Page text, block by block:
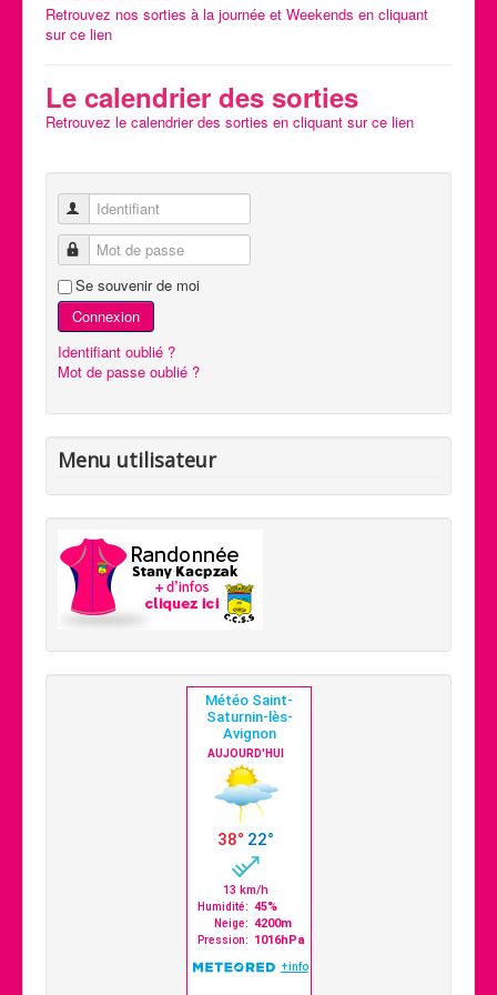
Calendrier des activités
Photos et Vidéos
Retrouvez nos sorties à la journée et Weekends en cliquant
sur ce lien
Le calendrier des sorties
Retrouvez le calendrier des sorties en cliquant sur ce lien
Identifiant
Mot de passe
Se souvenir de moi
Connexion
Identifiant oublié ?
Mot de passe oublié ?
Menu utilisateur